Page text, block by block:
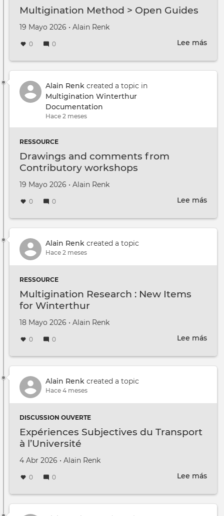
Multigination Method > Open Guides
Creado en
19 Mayo 2026 •
por Alain Renk
0 0 Lee más
Alain Renk created a topic in
Multigination Winterthur
Documentation
Hace 2 meses
RESSOURCE
Drawings and comments from
Contributory workshops
Creado en
19 Mayo 2026 •
por Alain Renk
0 0 Lee más
and
Alain Renk created a topic
Hace 2 meses
RESSOURCE
Multigination Research : New Items
for Winterthur
Creado en
18 Mayo 2026 •
por Alain Renk
0 0 Lee más
for
Alain Renk created a topic
Hace 4 meses
DISCUSSION OUVERTE
Expériences Subjectives du Transport
à l’Université
Creado en
4 Abr 2026 •
por Alain Renk
0 0 Lee más
du